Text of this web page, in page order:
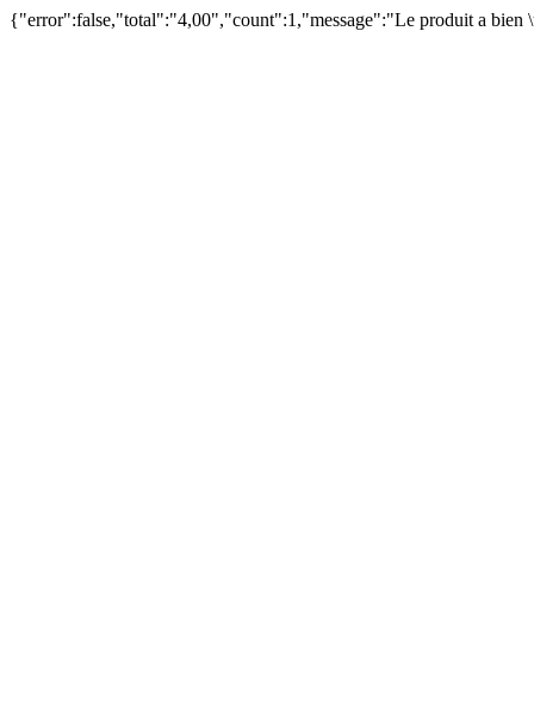
{"error":false,"total":"4,00","count":1,"message":"Le produit a bien